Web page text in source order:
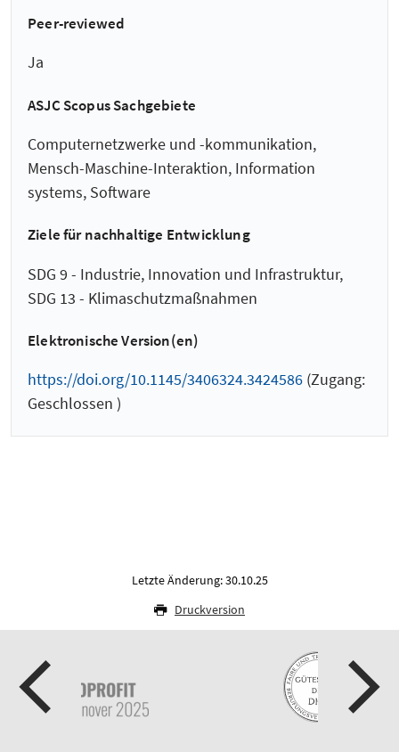
Peer-reviewed
Ja
ASJC Scopus Sachgebiete
Computernetzwerke und -kommunikation,
Mensch-Maschine-Interaktion, Information
systems, Software
Ziele für nachhaltige Entwicklung
SDG 9 - Industrie, Innovation und Infrastruktur,
SDG 13 - Klimaschutzmaßnahmen
Elektronische Version(en)
https://doi.org/10.1145/3406324.3424586 (Zugang:
Geschlossen )
Letzte Änderung: 30.10.25
Druckversion